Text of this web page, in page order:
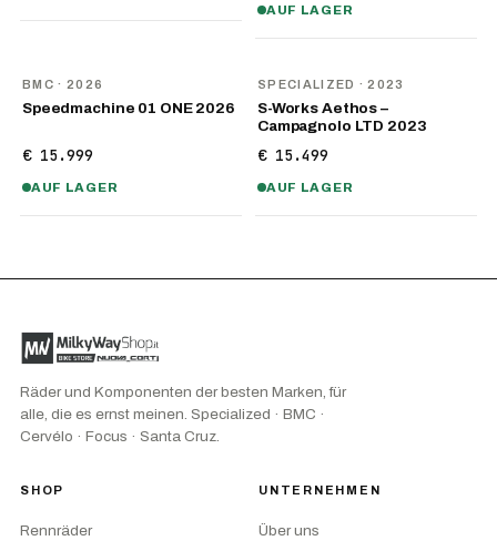
AUF LAGER
BMC · 2026
Speedmachine 01 ONE 2026
€ 15.999
AUF LAGER
SPECIALIZED · 2023
S-Works Aethos –
Campagnolo LTD 2023
€ 15.499
AUF LAGER
Räder und Komponenten der besten Marken, für
alle, die es ernst meinen. Specialized · BMC ·
Cervélo · Focus · Santa Cruz.
SHOP
Rennräder
UNTERNEHMEN
Über uns